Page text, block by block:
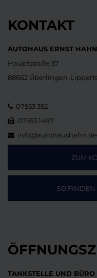
KONTAKT
AUTOHAUS ERNST
Hauptstraße 37
88662 Überlingen-
07553 352
07553 1497
info@autohaushahn.de
ZUM
SO FINDEN
TANKSTELLE UND BÜRO